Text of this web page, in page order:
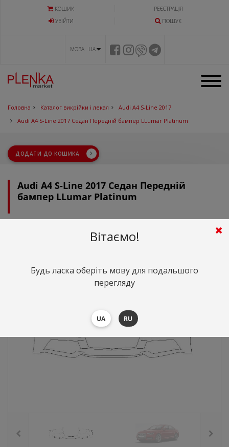
КОШИК
РЕЄСТРАЦІЯ
УВIЙТИ
ПОШУК
МОВА UA
Головна Каталог викрійки і лекал
Audi A4 S-Line 2017
Audi A4 S-Line 2017 Седан Передній бампер LLumar Platinum
ДОДАТИ ДО КОШИКА
Audi A4 S-Line 2017 Седан Передній
бампер LLumar Platinum
грн. ($97.63)
Вітаємо!
Будь ласка оберіть мову для подальшого
перегляду
UA RU